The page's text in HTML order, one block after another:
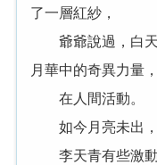
了一層紅紗，
爺爺說過，白天
月華中的奇異力量
在人間活動。
如今月亮未出，
李天青有些激動